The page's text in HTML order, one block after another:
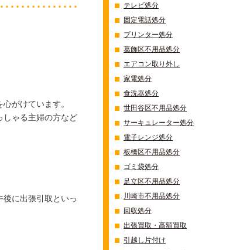
がけています。
しゃる主婦の方など
に出張引取といっ
テレビ処分
固定電話処分
プリンター処分
葛飾区不用品処分
エアコン取り外し
家電処分
食洗器処分
世田谷区不用品処分
サーキュレーター処分
電子レンジ処分
板橋区不用品処分
ゴミ袋処分
足立区不用品処分
川崎市不用品処分
回収処分
出張買取・高額買取
引越し片付け